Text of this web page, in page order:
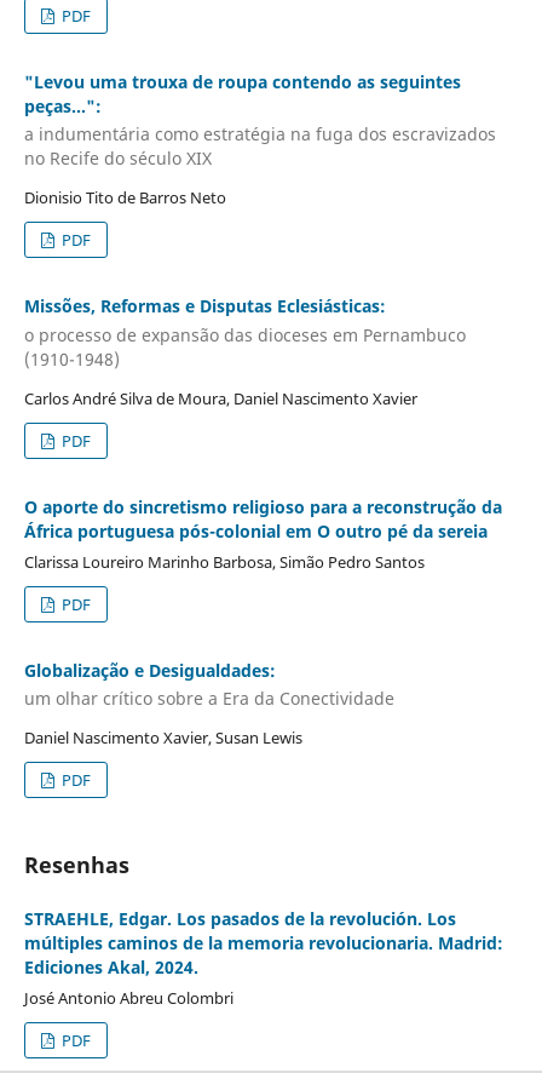
PDF
"Levou uma trouxa de roupa contendo as seguintes
peças…":
a indumentária como estratégia na fuga dos escravizados
no Recife do século XIX
Dionisio Tito de Barros Neto
PDF
Missões, Reformas e Disputas Eclesiásticas:
o processo de expansão das dioceses em Pernambuco
(1910-1948)
Carlos André Silva de Moura, Daniel Nascimento Xavier
PDF
O aporte do sincretismo religioso para a reconstrução da
África portuguesa pós-colonial em O outro pé da sereia
Clarissa Loureiro Marinho Barbosa, Simão Pedro Santos
PDF
Globalização e Desigualdades:
um olhar crítico sobre a Era da Conectividade
Daniel Nascimento Xavier, Susan Lewis
PDF
Resenhas
STRAEHLE, Edgar. Los pasados de la revolución. Los
múltiples caminos de la memoria revolucionaria. Madrid:
Ediciones Akal, 2024.
José Antonio Abreu Colombri
PDF